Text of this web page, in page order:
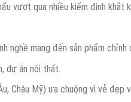
vượt qua nhiều kiểm định khắt
nghề mang đến sản phẩm
dự án nội thất.
Châu Mỹ) ưa chuộng vì vẻ đẹp